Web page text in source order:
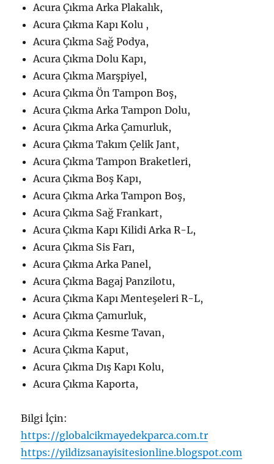
Acura Çıkma Arka Plakalık,
Acura Çıkma Kapı Kolu ,
Acura Çıkma Sağ Podya,
Acura Çıkma Dolu Kapı,
Acura Çıkma Marşpiyel,
Acura Çıkma Ön Tampon Boş,
Acura Çıkma Arka Tampon Dolu,
Acura Çıkma Arka Çamurluk,
Acura Çıkma Takım Çelik Jant,
Acura Çıkma Tampon Braketleri,
Acura Çıkma Boş Kapı,
Acura Çıkma Arka Tampon Boş,
Acura Çıkma Sağ Frankart,
Acura Çıkma Kapı Kilidi Arka R-L,
Acura Çıkma Sis Farı,
Acura Çıkma Arka Panel,
Acura Çıkma Bagaj Panzilotu,
Acura Çıkma Kapı Menteşeleri R-L,
Acura Çıkma Çamurluk,
Acura Çıkma Kesme Tavan,
Acura Çıkma Kaput,
Acura Çıkma Dış Kapı Kolu,
Acura Çıkma Kaporta,
Bilgi İçin:
https://globalcikmayedekparca.com.tr
https://yildizsanayisitesionline.blogspot.com